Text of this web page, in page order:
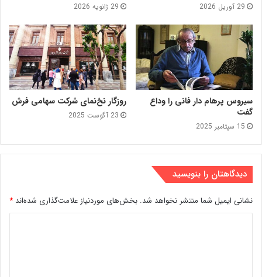
29 آوریل 2026 29 ژانویه 2026
سیروس پرهام دار فانی را وداع
گفت
15 سپتامبر 2025
روزگار نخ‌نمای شرکت سهامی فرش
23 آگوست 2025
دیدگاهتان را بنویسید
نشانی ایمیل شما منتشر نخواهد شد. بخش‌های موردنیاز علامت‌گذاری شده‌اند *